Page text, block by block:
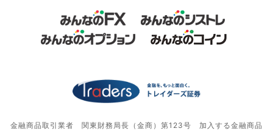
金融商品取引業者 関東財務局長（金商）第123号 加入する金融商品